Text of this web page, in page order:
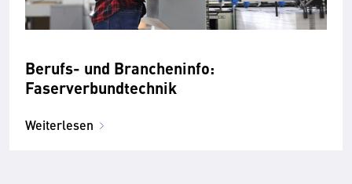
Berufs- und Brancheninfo:
Faserverbundtechnik
Weiterlesen